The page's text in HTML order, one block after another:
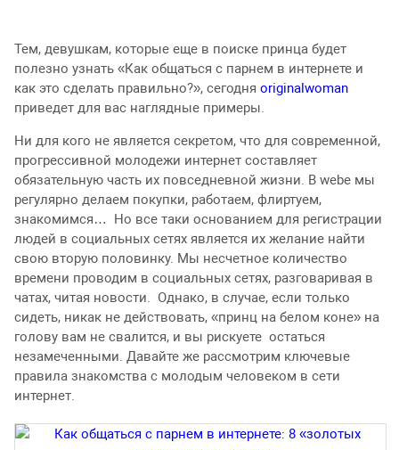
Тем, девушкам, которые еще в поиске принца будет
полезно узнать «Как общаться с парнем в интернете и
как это сделать правильно?», сегодня originalwoman
приведет для вас наглядные примеры.
Ни для кого не является секретом, что для современной,
прогрессивной молодежи интернет составляет
обязательную часть их повседневной жизни. В webe мы
регулярно делаем покупки, работаем, флиртуем,
знакомимся… Но все таки основанием для регистрации
людей в социальных сетях является их желание найти
свою вторую половинку. Мы несчетное количество
времени проводим в социальных сетях, разговаривая в
чатах, читая новости. Однако, в случае, если только
сидеть, никак не действовать, «принц на белом коне» на
голову вам не свалится, и вы рискуете остаться
незамеченными. Давайте же рассмотрим ключевые
правила знакомства с молодым человеком в сети
интернет.